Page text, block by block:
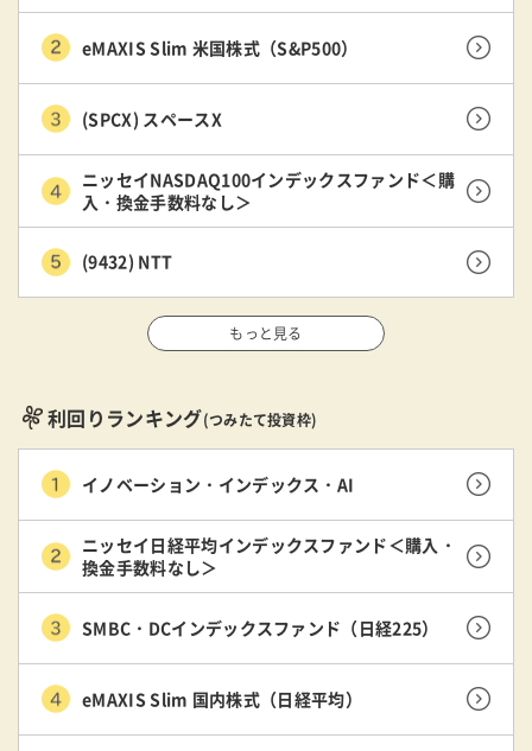
eMAXIS Slim 米国株式（S&P500）
(SPCX) スペースX
ニッセイNASDAQ100インデックスファンド＜購
入・換金手数料なし＞
(9432) NTT
もっと見る
利回りランキング(つみたて投資枠)
イノベーション・インデックス・AI
ニッセイ日経平均インデックスファンド＜購入・
換金手数料なし＞
SMBC・DCインデックスファンド（日経225）
eMAXIS Slim 国内株式（日経平均）